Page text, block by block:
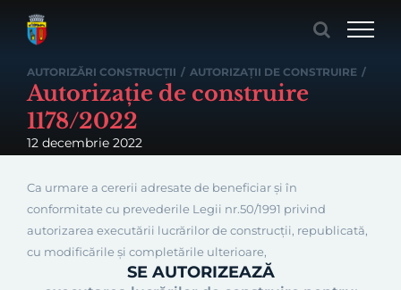
AUTORIZĂRI CONSTRUCȚII / AUTORIZAȚII DE CONSTRUIRE /
Autorizație de construire
1178/2022
12 decembrie 2022
Ca urmare a cererii adresate de beneficiar și în
conformitate cu prevederile Legii nr.50/1991 privind
autorizarea executării lucrărilor de construcţii, republicată,
cu modificările şi completările ulterioare,
SE AUTORIZEAZĂ